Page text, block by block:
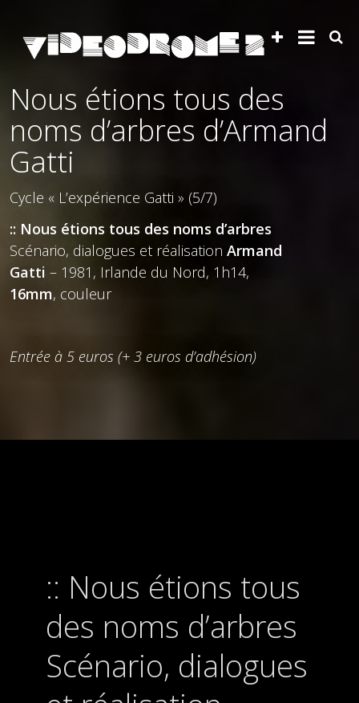
Nous étions tous des
noms d’arbres d’Armand
Gatti
Cycle « L’expérience Gatti » (5/7)
:: Nous étions tous des noms d’arbres
Scénario, dialogues et réalisation Armand
Gatti – 1981, Irlande du Nord, 1h14,
16mm, couleur
Entrée à 5 euros (+ 3 euros d’adhésion)
Nous étions tous
des noms d’arbres
Scénario, dialogues